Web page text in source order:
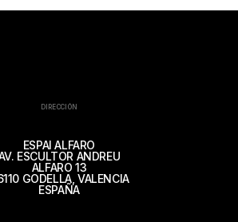
DIRECCIÓN
ESPAI ALFARO
ESCULTOR ANDREU
ALFARO 13
GODELLA, VALENCIA
ESPAÑA